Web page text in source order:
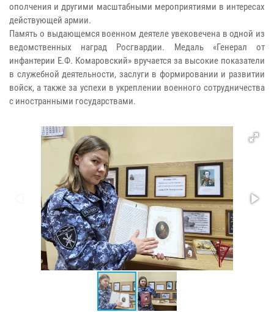
ополчения и другими масштабными мероприятиями в интересах
действующей армии.
Память о выдающемся военном деятеле увековечена в одной из
ведомственных наград Росгвардии. Медаль «Генерал от
инфантерии Е.Ф. Комаровский» вручается за высокие показатели
в служебной деятельности, заслуги в формировании и развитии
войск, а также за успехи в укреплении военного сотрудничества
с иностранными государствами.